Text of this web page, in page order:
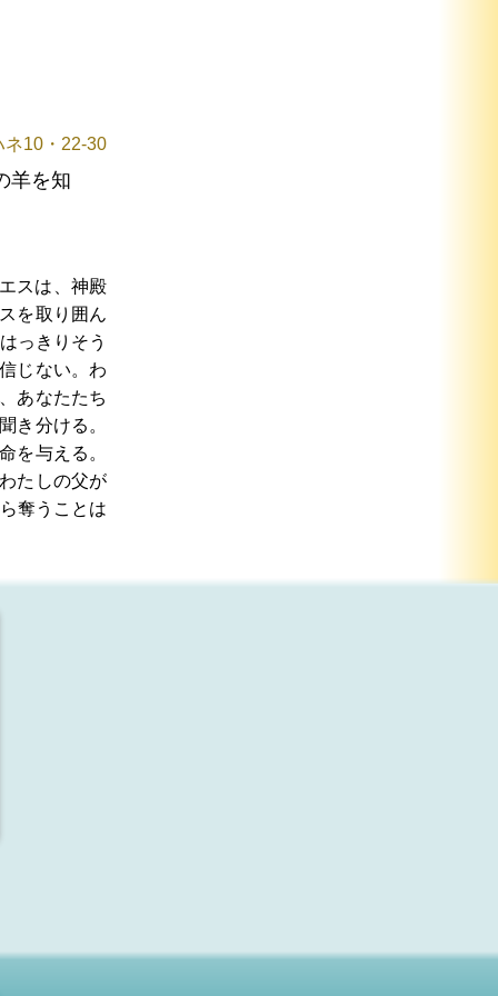
ネ10・22-30
羊を知
スは、神殿
を取り囲ん
っきりそう
じない。わ
あなたたち
き分ける。
を与える。
わたしの父が
奪うことは